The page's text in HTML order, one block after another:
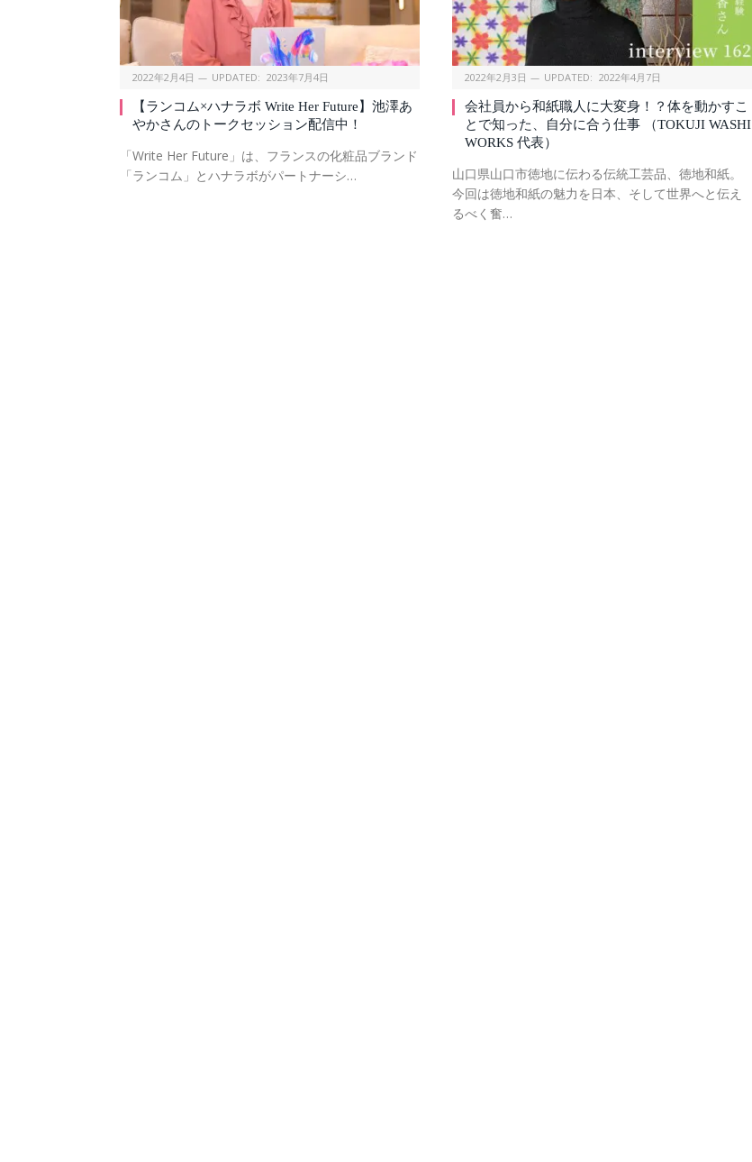
2022年2月4日 UPDATED: 2023年7月4日
【ランコム×ハナラボ Write Her Future】池澤あ
やかさんのトークセッション配信中！
「Write Her Future」は、フランスの化粧品ブランド
「ランコム」とハナラボがパートナーシ…
2022年2月3日 UPDATED: 2022年4月7日
会社員から和紙職人に大変身！？体を動かすこ
とで知った、自分に合う仕事 （TOKUJI WASHI
WORKS 代表）
山口県山口市徳地に伝わる伝統工芸品、徳地和紙。
今回は徳地和紙の魅力を日本、そして世界へと伝え
るべく奮…